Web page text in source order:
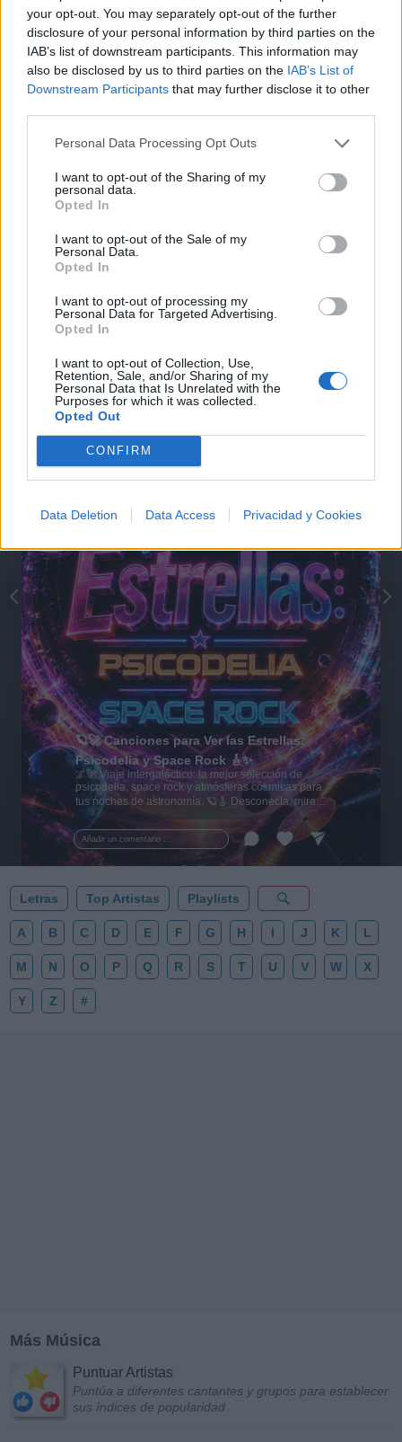
your opt-out. You may separately opt-out of the further
disclosure of your personal information by third parties on the
IAB’s list of downstream participants. This information may
also be disclosed by us to third parties on the IAB’s List of
Downstream Participants that may further disclose it to other
Personal Data Processing Opt Outs
I want to opt-out of the Sharing of my
personal data.
Opted In
I want to opt-out of the Sale of my
Personal Data.
Opted In
I want to opt-out of processing my
Personal Data for Targeted Advertising.
Opted In
I want to opt-out of Collection, Use,
Retention, Sale, and/or Sharing of my
Personal Data that Is Unrelated with the
Purposes for which it was collected.
Opted Out
CONFIRM
Data Deletion Data Access Privacidad y Cookies
+ Letras de Rock
Comentar Letra
Comenta o pregunta lo que desees sobre Monster
Comentar
@musicapuntocom
Añadir un comentario ...
🪐🚀 Canciones para Ver las Estrellas:
Psicodelia y Space Rock 🎸✨
🌌🚀 Viaje intergaláctico: la mejor selección de
psicodelia, space rock y atmósferas cósmicas para
tus noches de astronomía. 🪐🎸 Desconecta, mira
al firmamento y siente la gravedad cero. 💾 ¡Guarda
esta colección para tu próxima noche estrellada!
✨⭐
Letras Top Artistas Playlists
A B C D E F G H I J K L
M N O P Q R S T U V W X
Y Z #
Más Música
Puntuar Artistas
Puntúa a diferentes cantantes y grupos para establecer
sus índices de popularidad